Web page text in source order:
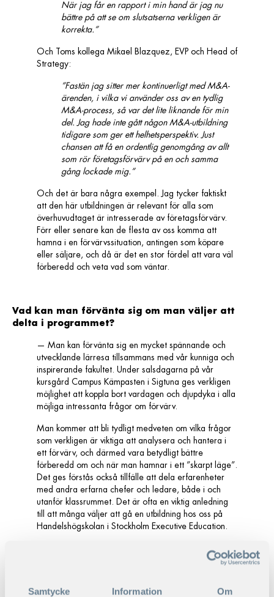
Samtycke Information Om
När jag får en rapport i min hand är jag nu
bättre på att se om slutsatserna verkligen är
korrekta.”
Och Toms kollega Mikael Blazquez, EVP och Head of
Strategy:
”Fastän jag sitter mer kontinuerligt med M&A-
ärenden, i vilka vi använder oss av en tydlig
M&A-process, så var det lite liknande för min
del. Jag hade inte gått någon M&A-utbildning
tidigare som ger ett helhetsperspektiv. Just
chansen att få en ordentlig genomgång av allt
som rör företagsförvärv på en och samma
gång lockade mig.”
Och det är bara några exempel. Jag tycker faktiskt
att den här utbildningen är relevant för alla som
överhuvudtaget är intresserade av företagsförvärv.
Förr eller senare kan de flesta av oss komma att
hamna i en förvärvssituation, antingen som köpare
eller säljare, och då är det en stor fördel att vara väl
förberedd och veta vad som väntar.
Vad kan man förvänta sig om man väljer att
delta i programmet?
— Man kan förvänta sig en mycket spännande och
utvecklande lärresa tillsammans med vår kunniga och
inspirerande fakultet. Under salsdagarna på vår
kursgård Campus Kämpasten i Sigtuna ges verkligen
möjlighet att koppla bort vardagen och djupdyka i alla
möjliga intressanta frågor om förvärv.
Man kommer att bli tydligt medveten om vilka frågor
som verkligen är viktiga att analysera och hantera i
ett förvärv, och därmed vara betydligt bättre
förberedd om och när man hamnar i ett ”skarpt läge”.
Det ges förstås också tillfälle att dela erfarenheter
med andra erfarna chefer och ledare, både i och
utanför klassrummet. Det är ofta en viktig anledning
till att många väljer att gå en utbildning hos oss på
Handelshögskolan i Stockholm Executive Education.
ger deltagarna en
rejäl dos av såväl nya kunskaper och perspektiv, som
Just erfarenhetsutbytet mellan deltagarna är en av de